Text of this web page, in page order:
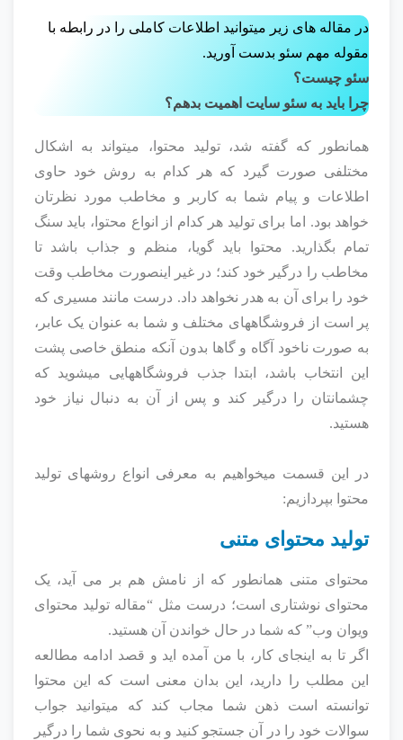
️در مقاله های زیر میتوانید اطلاعات کاملی را در رابطه با
مقوله مهم سئو بدست آورید.
سئو چیست؟
چرا باید به سئو سایت اهمیت بدهم؟
همانطور که گفته شد، تولید محتوا، میتواند به اشکال
مختلفی صورت گیرد که هر کدام به روش خود حاوی
اطلاعات و پیام شما به کاربر و مخاطب مورد نظرتان
خواهد بود. اما برای تولید هر کدام از انواع محتوا، باید سنگ
تمام بگذارید. محتوا باید گویا، منظم و جذاب باشد تا
مخاطب را درگیر خود کند؛ در غیر اینصورت مخاطب وقت
خود را برای آن به هدر نخواهد داد. درست مانند مسیری که
پر است از فروشگاههای مختلف و شما به عنوان یک عابر،
به صورت ناخود آگاه و گاها بدون آنکه منطق خاصی پشت
این انتخاب باشد، ابتدا جذب فروشگاههایی میشوید که
چشمانتان را درگیر کند و پس از آن به دنبال نیاز خود
هستید.
در این قسمت میخواهیم به معرفی انواع روشهای تولید
محتوا بپردازیم:
تولید محتوای متنی
محتوای متنی همانطور که از نامش هم بر می آید، یک
محتوای نوشتاری است؛ درست مثل “مقاله تولید محتوای
ویوان وب” که شما در حال خواندن آن هستید.
اگر تا به اینجای کار، با من آمده اید و قصد ادامه مطالعه
این مطلب را دارید، این بدان معنی است که این محتوا
توانسته است ذهن شما مجاب کند که میتوانید جواب
سوالات خود را در آن جستجو کنید و به نحوی شما را درگیر